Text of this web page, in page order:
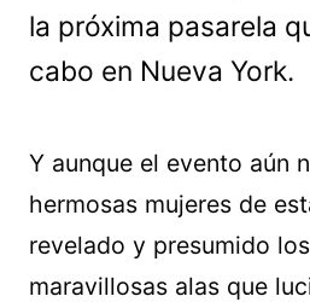
la próxima pasarela
cabo en Nueva York.
Y aunque el evento aún
hermosas mujeres de
revelado y presumido
maravillosas alas que